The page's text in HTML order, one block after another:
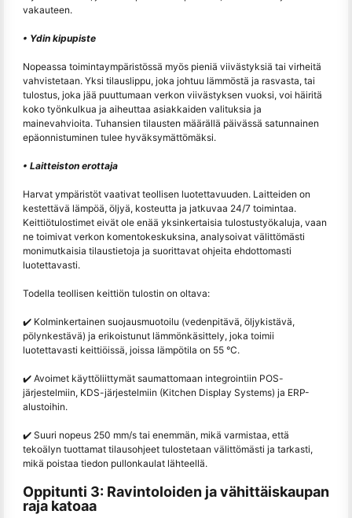
vakauteen.
• Ydin kipupiste
Nopeassa toimintaympäristössä myös pieniä viivästyksiä tai virheitä
vahvistetaan. Yksi tilauslippu, joka johtuu lämmöstä ja rasvasta, tai
tulostus, joka jää puuttumaan verkon viivästyksen vuoksi, voi häiritä
koko työnkulkua ja aiheuttaa asiakkaiden valituksia ja
mainevahvioita. Tuhansien tilausten määrällä päivässä satunnainen
epäonnistuminen tulee hyväksymättömäksi.
• Laitteiston erottaja
Harvat ympäristöt vaativat teollisen luotettavuuden. Laitteiden on
kestettävä lämpöä, öljyä, kosteutta ja jatkuvaa 24/7 toimintaa.
Keittiötulostimet eivät ole enää yksinkertaisia tulostustyökaluja, vaan
ne toimivat verkon komentokeskuksina, analysoivat välittömästi
monimutkaisia tilaustietoja ja suorittavat ohjeita ehdottomasti
luotettavasti.
Todella teollisen keittiön tulostin on oltava:
✔️ Kolminkertainen suojausmuotoilu (vedenpitävä, öljykistävä,
pölynkestävä) ja erikoistunut lämmönkäsittely, joka toimii
luotettavasti keittiöissä, joissa lämpötila on 55 °C.
✔️ Avoimet käyttöliittymät saumattomaan integrointiin POS-
järjestelmiin, KDS-järjestelmiin (Kitchen Display Systems) ja ERP-
alustoihin.
✔️ Suuri nopeus 250 mm/s tai enemmän, mikä varmistaa, että
tekoälyn tuottamat tilausohjeet tulostetaan välittömästi ja tarkasti,
mikä poistaa tiedon pullonkaulat lähteellä.
Oppitunti 3: Ravintoloiden ja vähittäiskaupan
raja katoaa